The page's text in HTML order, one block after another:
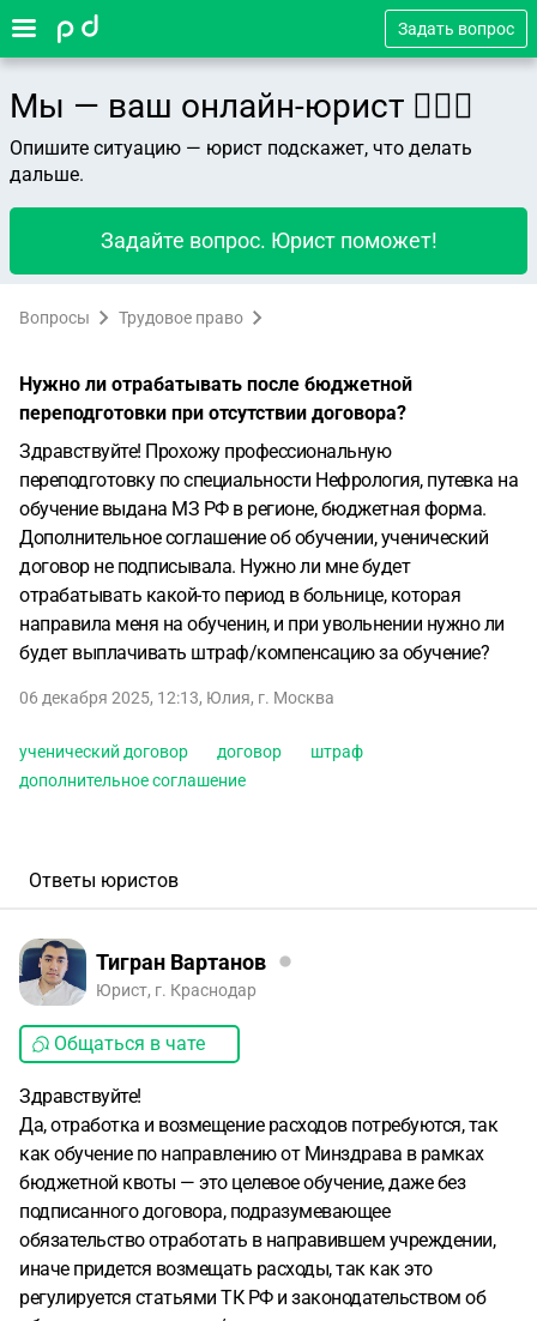
Задать вопрос
Мы — ваш онлайн-юрист 👨🏻‍⚖️
Опишите ситуацию — юрист подскажет, что делать
дальше.
Задайте вопрос. Юрист поможет!
Вопросы Трудовое право
Нужно ли отрабатывать после бюджетной
переподготовки при отсутствии договора?
Здравствуйте! Прохожу профессиональную
переподготовку по специальности Нефрология, путевка на
обучение выдана МЗ РФ в регионе, бюджетная форма.
Дополнительное соглашение об обучении, ученический
договор не подписывала. Нужно ли мне будет
отрабатывать какой-то период в больнице, которая
направила меня на обученин, и при увольнении нужно ли
будет выплачивать штраф/компенсацию за обучение?
06 декабря 2025, 12:13, Юлия, г. Москва
ученический договор договор
штраф
дополнительное соглашение
Ответы юристов
Тигран Вартанов
Юрист, г. Краснодар
Общаться в чате
Здравствуйте!
Да, отработка и возмещение расходов потребуются, так
как обучение по направлению от Минздрава в рамках
бюджетной квоты — это целевое обучение, даже без
подписанного договора, подразумевающее
обязательство отработать в направившем учреждении,
иначе придется возмещать расходы, так как это
регулируется статьями ТК РФ и законодательством об